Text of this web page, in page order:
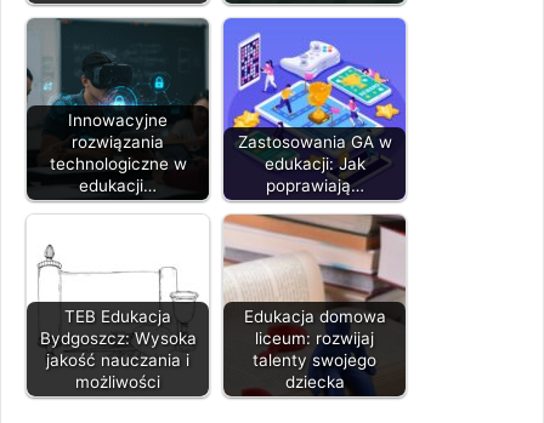
Innowacyjne
rozwiązania
technologiczne w
edukacji…
Zastosowania GA w
edukacji: Jak
poprawiają…
TEB Edukacja
Bydgoszcz: Wysoka
jakość nauczania i
możliwości
Edukacja domowa
liceum: rozwijaj
talenty swojego
dziecka